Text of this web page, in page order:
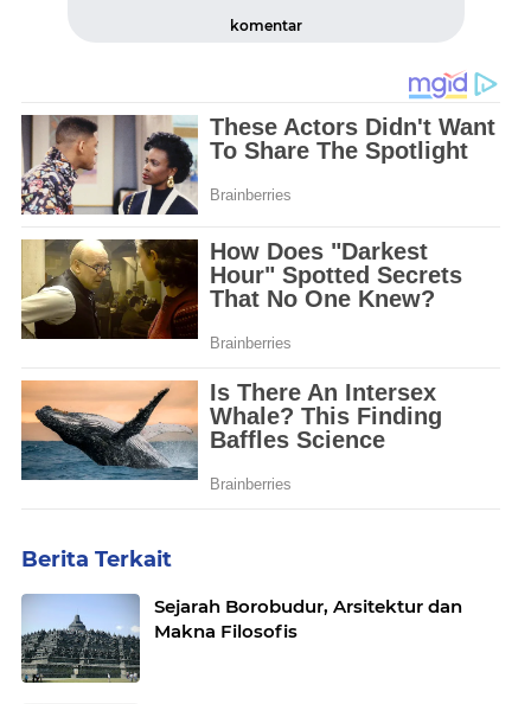
komentar
Berita Terkait
Sejarah Borobudur, Arsitektur dan
Makna Filosofis